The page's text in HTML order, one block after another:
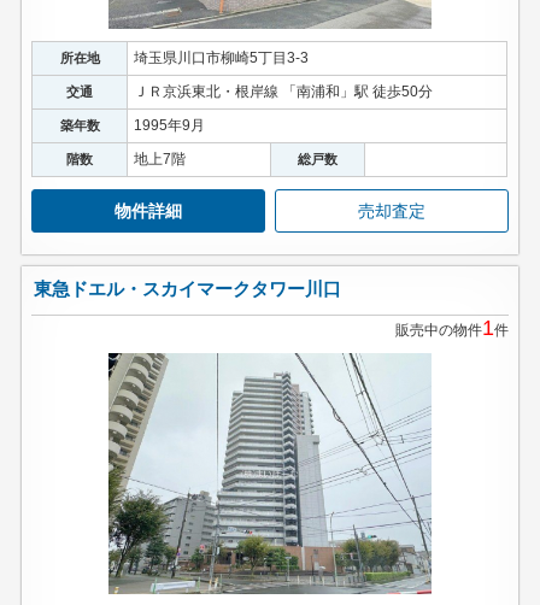
所在地 埼玉県川口市柳崎5丁目3-3
交通 ＪＲ京浜東北・根岸線 「南浦和」駅 徒歩50分
築年数 1995年9月
階数 地上7階 総戸数
物件詳細 売却査定
東急ドエル・スカイマークタワー川口
販売中の物件1件